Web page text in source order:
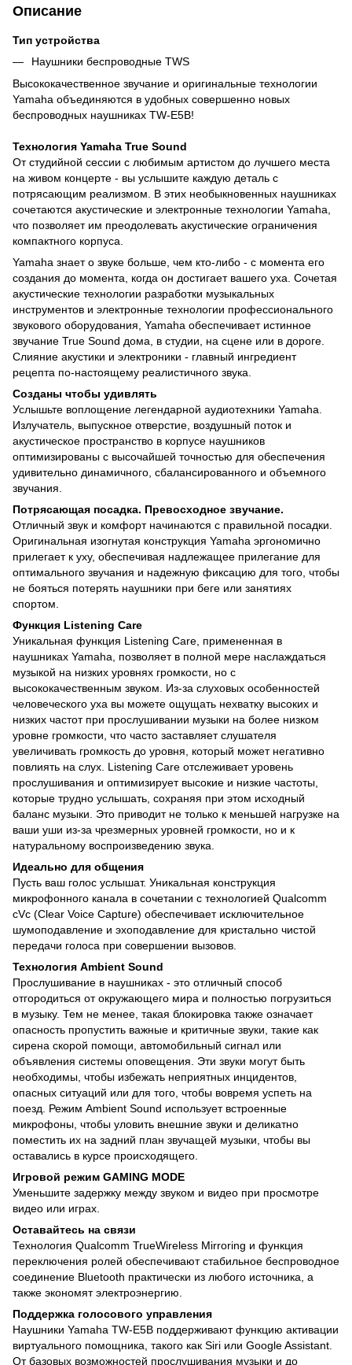
Описание
Тип устройства
Наушники беспроводные TWS
Высококачественное звучание и оригинальные технологии
Yamaha объединяются в удобных совершенно новых
беспроводных наушниках TW-E5B!
Технология Yamaha True Sound
От студийной сессии с любимым артистом до лучшего места
на живом концерте - вы услышите каждую деталь с
потрясающим реализмом. В этих необыкновенных наушниках
сочетаются акустические и электронные технологии Yamaha,
что позволяет им преодолевать акустические ограничения
компактного корпуса.
Yamaha знает о звуке больше, чем кто-либо - с момента его
создания до момента, когда он достигает вашего уха. Сочетая
акустические технологии разработки музыкальных
инструментов и электронные технологии профессионального
звукового оборудования, Yamaha обеспечивает истинное
звучание True Sound дома, в студии, на сцене или в дороге.
Слияние акустики и электроники - главный ингредиент
рецепта по-настоящему реалистичного звука.
Созданы чтобы удивлять
Услышьте воплощение легендарной аудиотехники Yamaha.
Излучатель, выпускное отверстие, воздушный поток и
акустическое пространство в корпусе наушников
оптимизированы с высочайшей точностью для обеспечения
удивительно динамичного, сбалансированного и объемного
звучания.
Потрясающая посадка. Превосходное звучание.
Отличный звук и комфорт начинаются с правильной посадки.
Оригинальная изогнутая конструкция Yamaha эргономично
прилегает к уху, обеспечивая надлежащее прилегание для
оптимального звучания и надежную фиксацию для того, чтобы
не бояться потерять наушники при беге или занятиях
спортом.
Функция Listening Care
Уникальная функция Listening Care, примененная в
наушниках Yamaha, позволяет в полной мере наслаждаться
музыкой на низких уровнях громкости, но с
высококачественным звуком. Из-за слуховых особенностей
человеческого уха вы можете ощущать нехватку высоких и
низких частот при прослушивании музыки на более низком
уровне громкости, что часто заставляет слушателя
увеличивать громкость до уровня, который может негативно
повлиять на слух. Listening Care отслеживает уровень
прослушивания и оптимизирует высокие и низкие частоты,
которые трудно услышать, сохраняя при этом исходный
баланс музыки. Это приводит не только к меньшей нагрузке на
ваши уши из-за чрезмерных уровней громкости, но и к
натуральному воспроизведению звука.
Идеально для общения
Пусть ваш голос услышат. Уникальная конструкция
микрофонного канала в сочетании с технологией Qualcomm
cVc (Clear Voice Capture) обеспечивает исключительное
шумоподавление и эхоподавление для кристально чистой
передачи голоса при совершении вызовов.
Технология Ambient Sound
Прослушивание в наушниках - это отличный способ
отгородиться от окружающего мира и полностью погрузиться
в музыку. Тем не менее, такая блокировка также означает
опасность пропустить важные и критичные звуки, такие как
сирена скорой помощи, автомобильный сигнал или
объявления системы оповещения. Эти звуки могут быть
необходимы, чтобы избежать неприятных инцидентов,
опасных ситуаций или для того, чтобы вовремя успеть на
поезд. Режим Ambient Sound использует встроенные
микрофоны, чтобы уловить внешние звуки и деликатно
поместить их на задний план звучащей музыки, чтобы вы
оставались в курсе происходящего.
Игровой режим GAMING MODE
Уменьшите задержку между звуком и видео при просмотре
видео или играх.
Оставайтесь на связи
Технология Qualcomm TrueWireless Mirroring и функция
переключения ролей обеспечивают стабильное беспроводное
соединение Bluetooth практически из любого источника, а
также экономят электроэнергию.
Поддержка голосового управления
Наушники Yamaha TW-E5B поддерживают функцию активации
виртуального помощника, такого как Siri или Google Assistant.
От базовых возможностей прослушивания музыки и до